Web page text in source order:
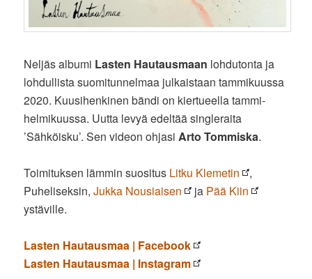
Neljäs albumi Lasten Hautausmaan lohdutonta ja
lohdullista suomitunnelmaa julkaistaan tammikuussa
2020. Kuusihenkinen bändi on kiertueella tammi-
helmikuussa. Uutta levyä edeltää singleraita
’Sähköisku’. Sen videon ohjasiArto Tommiska.
Toimituksen lämmin suositus Litku Klemetin
,
Puheliseksin,Jukka Nousiaisen ja Pää Kiin
ystäville.
Lasten Hautausmaa | Facebook
Lasten Hautausmaa | Instagram